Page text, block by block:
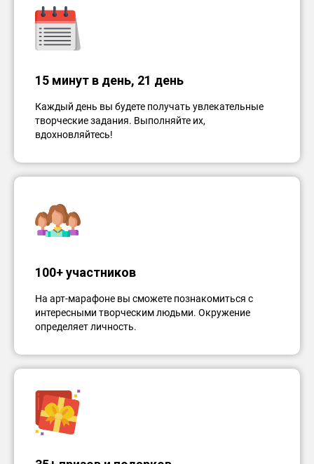
15 минут в день, 21 день
Каждый день вы будете получать увлекательные
творческие задания. Выполняйте их,
вдохновляйтесь!
100+ участников
На арт-марафоне вы сможете познакомиться с
интересными творческим людьми. Окружение
определяет личность.